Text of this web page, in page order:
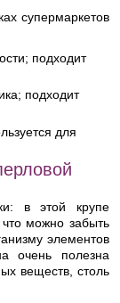
супермаркетов
подходит
подходит
для
в этой крупе
можно забыть
элементов
очень полезна
веществ, столь